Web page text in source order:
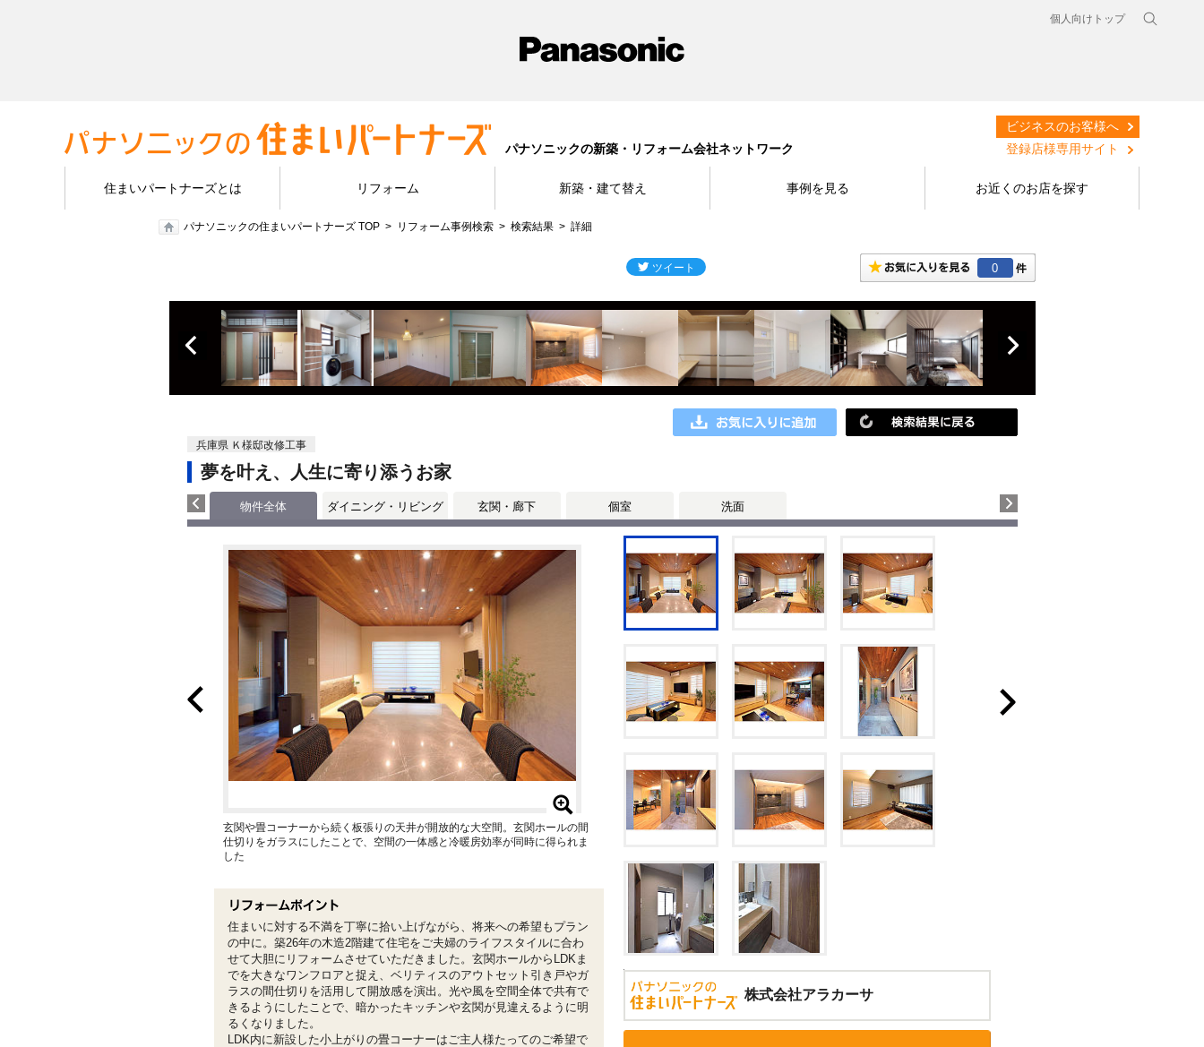
個人向けトップ
パナソニックの新築・リフォーム会社ネットワーク
ビジネスのお客様へ
登録店様専用サイト
住まいパートナーズとは リフォーム 新築・建て替え 事例を見る お近くのお店を探す
パナソニックの住まいパートナーズ TOP リフォーム事例検索 検索結果 詳細
0
兵庫県 Ｋ様邸改修工事
夢を叶え、人生に寄り添うお家
物件全体 ダイニング・リビング 玄関・廊下 個室 洗面
株式会社アラカーサ
玄関や畳コーナーから続く板張りの天井が開放的な大空間。玄関ホールの間
仕切りをガラスにしたことで、空間の一体感と冷暖房効率が同時に得られま
した
住まいに対する不満を丁寧に拾い上げながら、将来への希望もプラン
の中に。築26年の木造2階建て住宅をご夫婦のライフスタイルに合わ
せて大胆にリフォームさせていただきました。玄関ホールからLDKま
でを大きなワンフロアと捉え、ベリティスのアウトセット引き戸やガ
ラスの間仕切りを活用して開放感を演出。光や風を空間全体で共有で
きるようにしたことで、暗かったキッチンや玄関が見違えるように明
るくなりました。
LDK内に新設した小上がりの畳コーナーはご主人様たってのご希望で